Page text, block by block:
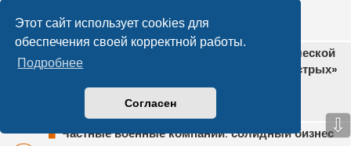
Этот сайт использует cookies для
обеспечения своей корректной работы.
Подробнее
Согласен
б
щ
н
о
е
о
н
Последнее сообщение ivan1
Добавлено в форумеЗаконодательство
о
о
Этнические ОПГ России. Проблема этнической
преступности в России – одна из самых «острых»
Последнее сообщениеhdvba«21 сен 2021, 11:40
Добавлено в форумеРазные темы
Ответы:
НЧастные военные компании: солидный бизнес⇩